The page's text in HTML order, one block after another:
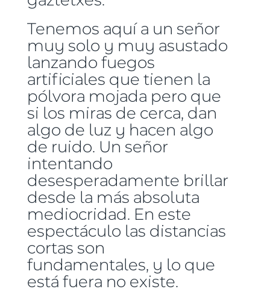
Tenemos aquí a un señor
muy solo y muy asustado
lanzando fuegos
artificiales que tienen la
pólvora mojada pero que
si los miras de cerca, dan
algo de luz y hacen algo
de ruido. Un señor
intentando
desesperadamente brillar
desde la más absoluta
mediocridad. En este
espectáculo las distancias
cortas son
fundamentales, y lo que
está fuera no existe.